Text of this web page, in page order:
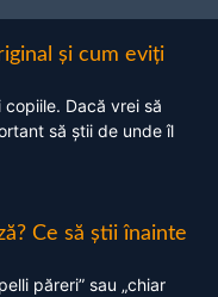
și cum eviți
Dacă vrei să
să știi de unde îl
Ce să știi înainte
păreri” sau „chiar